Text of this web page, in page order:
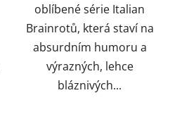
oblíbené série Italian
Brainrotů, která staví na
absurdním humoru a
výrazných, lehce
bláznivých...